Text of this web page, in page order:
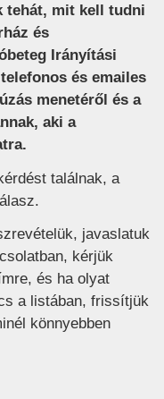
tehát, mit kell tudni
és
Irányítási
és emailes
menetéről és a
aki a
meg) találnak, a
javaslatuk
kérjük
nyílik meg)
és ha olyat
a listában, frissítjük
könnyebben